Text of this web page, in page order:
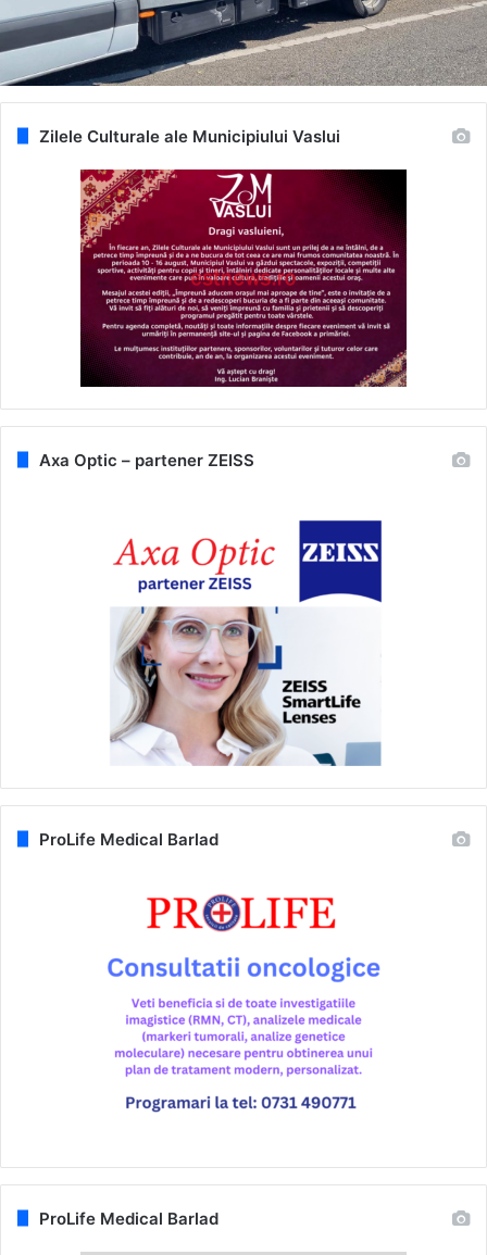
Zilele Culturale ale Municipiului Vaslui
Axa Optic – partener ZEISS
ProLife Medical Barlad
ProLife Medical Barlad